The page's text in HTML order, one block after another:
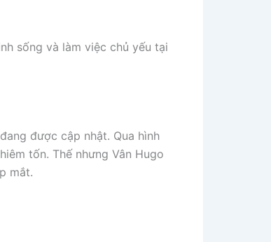
sống và làm việc chủ yếu tại
được cập nhật. Qua hình
tốn. Thế nhưng Vân Hugo
mắt.